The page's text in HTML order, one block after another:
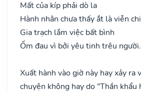
Mất của kíp phải dò la
Hành nhân chưa thấy ắt là viễn
Gia trạch lắm việc bất bình
Ốm đau vì bởi yêu tinh trêu
Xuất hành vào giờ này hay xảy ra
chuyện không hay do "Thần khẩu